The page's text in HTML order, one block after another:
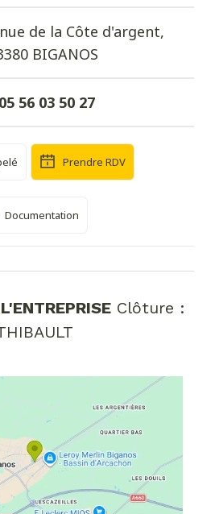
de la Côte d'argent,
BIGANOS
05 56 03 50 27
Prendre RDV
Documentation
Clôture :